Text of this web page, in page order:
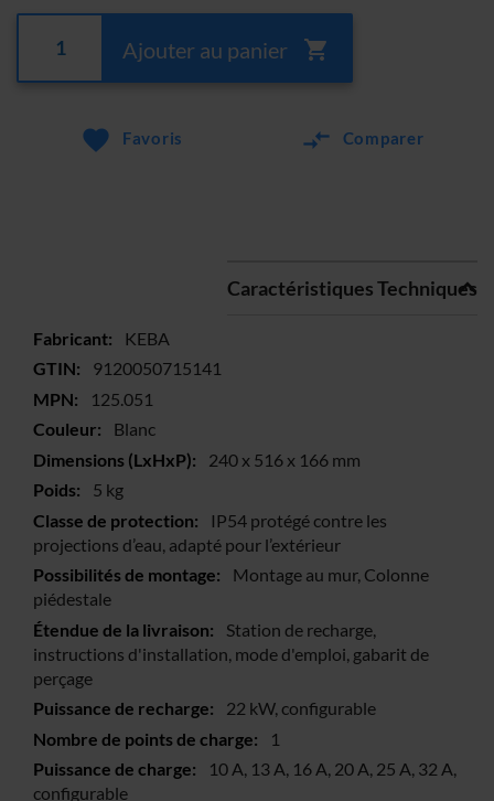
Ajouter au panier
Favoris Comparer
Caractéristiques Techniques
Plus
d’information
KEBA
9120050715141
125.051
Blanc
240 x 516 x 166 mm
5 kg
IP54 protégé contre les
projections d’eau, adapté pour l’extérieur
Montage au mur, Colonne
piédestale
Station de recharge,
instructions d'installation, mode d'emploi, gabarit de
perçage
22 kW, configurable
1
10 A, 13 A, 16 A, 20 A, 25 A, 32 A,
configurable